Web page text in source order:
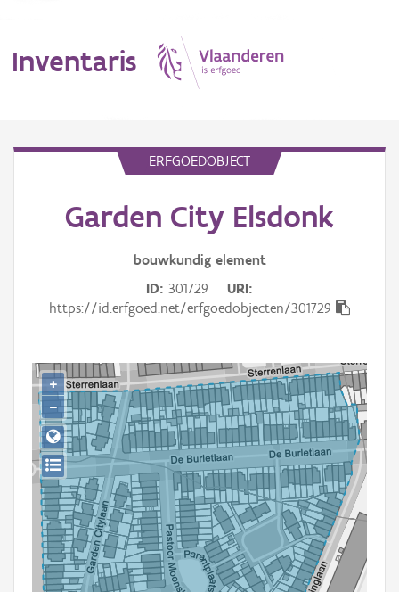
Inventaris
Erfgoedobject
Gebeurtenis
Persoon of collectief
Downloads
Hergebruik
Aanmelden
ERFGOEDOBJECT
Garden City Elsdonk
bouwkundig element
ID 301729
URI
https://id.erfgoed.net/erfgoedobjecten/301729
+
−